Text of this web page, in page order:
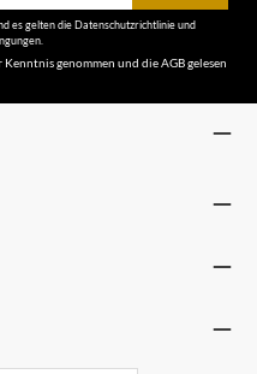
es gelten die Datenschutzrichtlinieund
.
Kenntnis genommen und dieAGBgelesen